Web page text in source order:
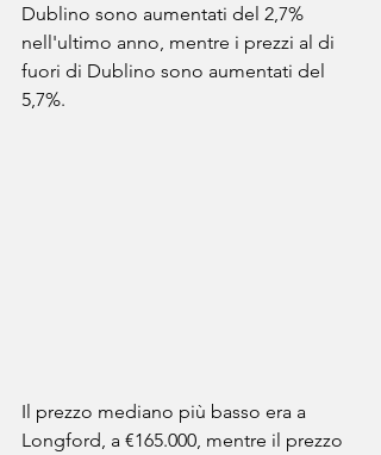
Dublino sono aumentati del 2,7%
nell'ultimo anno, mentre i prezzi al di
fuori di Dublino sono aumentati del
5,7%.
Il prezzo mediano più basso era a
Longford, a €165.000, mentre il prezzo